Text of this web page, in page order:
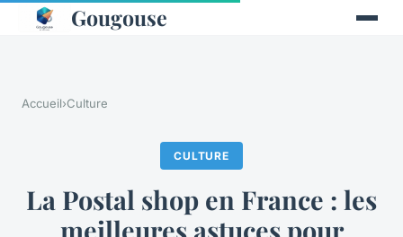
Gougouse
Accueil›Culture
CULTURE
La Postal shop en France : les
meilleures astuces pour